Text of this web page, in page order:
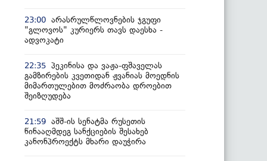
23:00 არასრულწლოვნების ჯგუფი
"გლოვოს" კურიერს თავს დაესხა -
ადვოკატი
22:35 პეკინისა და ვაჟა-ფშაველას
გამზირების კვეთიდან ჟვანიას მოედნის
მიმართულებით მოძრაობა დროებით
შეიზღუდება
21:59 აშშ-ის სენატმა რუსეთის
წინააღმდეგ სანქციების შესახებ
კანონპროექტს მხარი დაუჭირა